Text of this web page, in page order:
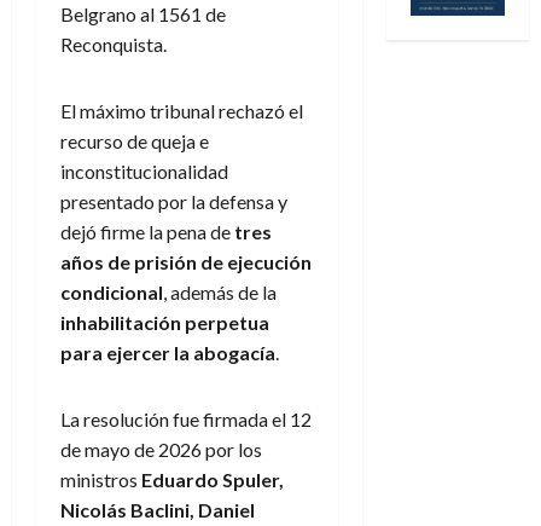
Belgrano al 1561 de
Reconquista.
El máximo tribunal rechazó el
recurso de queja e
inconstitucionalidad
presentado por la defensa y
dejó firme la pena de tres
años de prisión de ejecución
condicional, además de la
inhabilitación perpetua
para ejercer la abogacía.
La resolución fue firmada el 12
de mayo de 2026 por los
ministros Eduardo Spuler,
Nicolás Baclini, Daniel